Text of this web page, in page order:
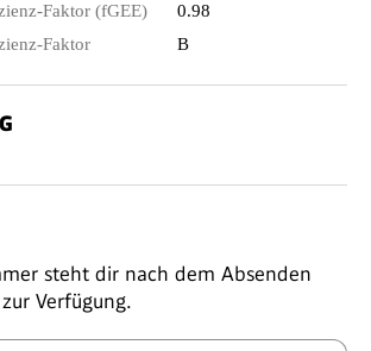
Faktor (fGEE)
0.98
Faktor
B
steht dir nach dem Absenden
Verfügung.